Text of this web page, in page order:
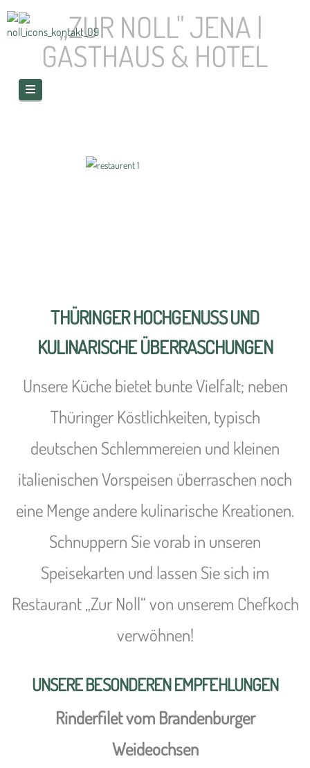
Navigation
THÜRINGER HOCHGENUSS UND
KULINARISCHE ÜBERRASCHUNGEN
Unsere Küche bietet bunte Vielfalt; neben
Thüringer Köstlichkeiten, typisch
deutschen Schlemmereien und kleinen
italienischen Vorspeisen überraschen noch
eine Menge andere kulinarische Kreationen.
Schnuppern Sie vorab in unseren
Speisekarten und lassen Sie sich im
Restaurant „Zur Noll“ von unserem Chefkoch
verwöhnen!
UNSERE BESONDEREN EMPFEHLUNGEN
Rinderfilet vom Brandenburger
Weideochsen